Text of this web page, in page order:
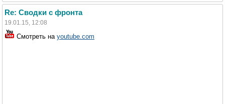
Re: Сводки с фронта
19.01.15, 12:08
Смотреть на youtube.com